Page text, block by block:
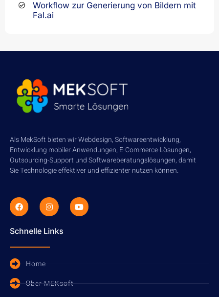
Workflow zur Generierung von Bildern mit
Fal.ai
Als MekSoft bieten wir Webdesign, Softwareentwicklung,
Entwicklung mobiler Anwendungen, E-Commerce-Lösungen,
Outsourcing-Support und Softwareberatungslösungen, damit
Sie Technologie effektiver und effizienter nutzen können.
Schnelle Links
Home
Über MEKsoft